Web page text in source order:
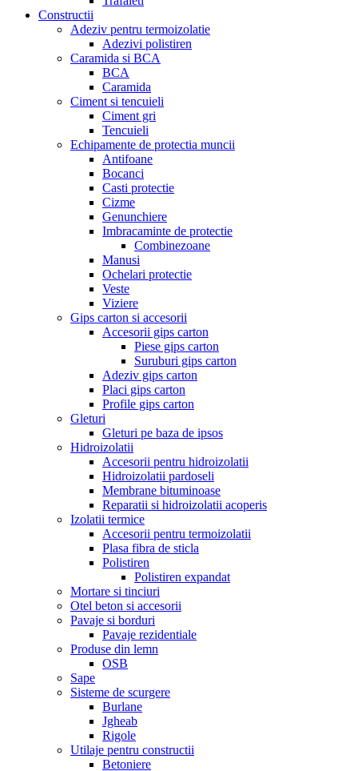
Constructii
Adeziv pentru termoizolatie
Adezivi polistiren
Caramida si BCA
BCA
Caramida
Ciment si tencuieli
Ciment gri
Tencuieli
Echipamente de protectia muncii
Antifoane
Bocanci
Casti protectie
Cizme
Genunchiere
Imbracaminte de protectie
Combinezoane
Manusi
Ochelari protectie
Veste
Viziere
Gips carton si accesorii
Accesorii gips carton
Piese gips carton
Suruburi gips carton
Adeziv gips carton
Placi gips carton
Profile gips carton
Gleturi
Gleturi pe baza de ipsos
Hidroizolatii
Accesorii pentru hidroizolatii
Hidroizolatii pardoseli
Membrane bituminoase
Reparatii si hidroizolatii acoperis
Izolatii termice
Accesorii pentru termoizolatii
Plasa fibra de sticla
Polistiren
Polistiren expandat
Mortare si tinciuri
Otel beton si accesorii
Pavaje si borduri
Pavaje rezidentiale
Produse din lemn
OSB
Sape
Sisteme de scurgere
Burlane
Jgheab
Rigole
Utilaje pentru constructii
Betoniere